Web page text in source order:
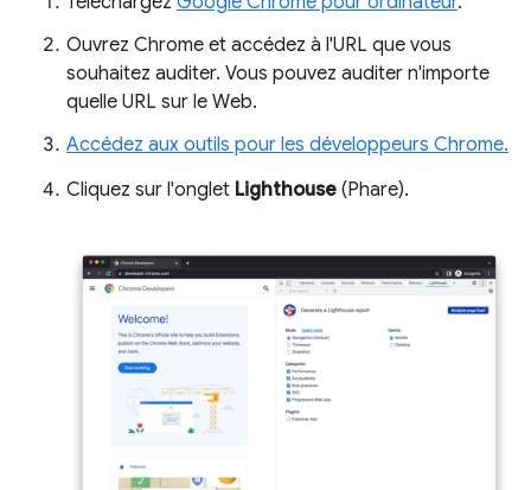
Ouvrez Chrome et accédez à l'URL que vous
souhaitez auditer. Vous pouvez auditer n'importe
quelle URL sur le Web.
Accédez aux outils pour les développeurs Chrome.
Cliquez sur l'onglet Lighthouse (Phare).